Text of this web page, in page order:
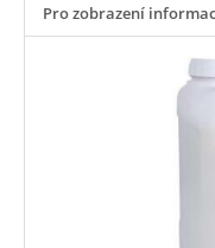
Pro zobrazení